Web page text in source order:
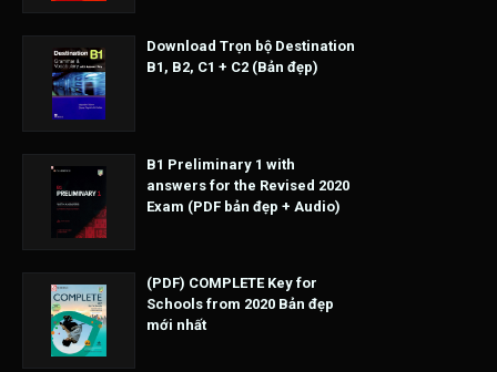
Download Trọn bộ Destination
B1, B2, C1 + C2 (Bản đẹp)
B1 Preliminary 1 with
answers for the Revised 2020
Exam (PDF bản đẹp + Audio)
(PDF) COMPLETE Key for
Schools from 2020 Bản đẹp
mới nhất